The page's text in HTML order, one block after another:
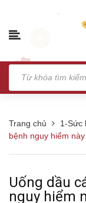
Trang chủ 1-Sức
bệnh nguy hiểm này
Uống dầu
nguy hiểm